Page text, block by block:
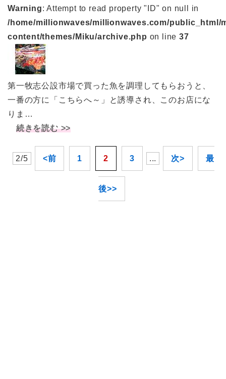
Warning: Attempt to read property "ID" on null in
/home/millionwaves/millionwaves.com/public_html/
content/themes/Miku/archive.php on line37
第一牧志公設市場で買った魚を調理してもらおうと、
一番の方に「こちらへ～」と誘導され、このお店にな
りま…
続きを読む >>
2/5 <前 1 2 3 ... 次> 最
後>>